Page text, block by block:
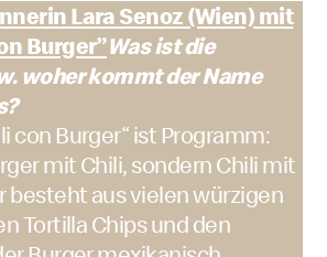
Lara Senoz (Wien) mit
Burger”Was ist die
woher kommt der Name
con Burger“ ist Programm:
mit Chili, sondern Chili mit
besteht aus vielen würzigen
Tortilla Chips und den